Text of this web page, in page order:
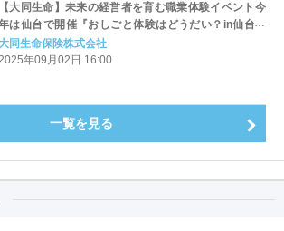
【大同生命】未来の経営者を育む職業体験イベント今
は仙台で開催『おしごと体験はどうだい？in仙台～
どもと中小企業をつなぐプロジェクト2025～』
同生命保険株式会社
年09月02日 16:00
一覧を見る